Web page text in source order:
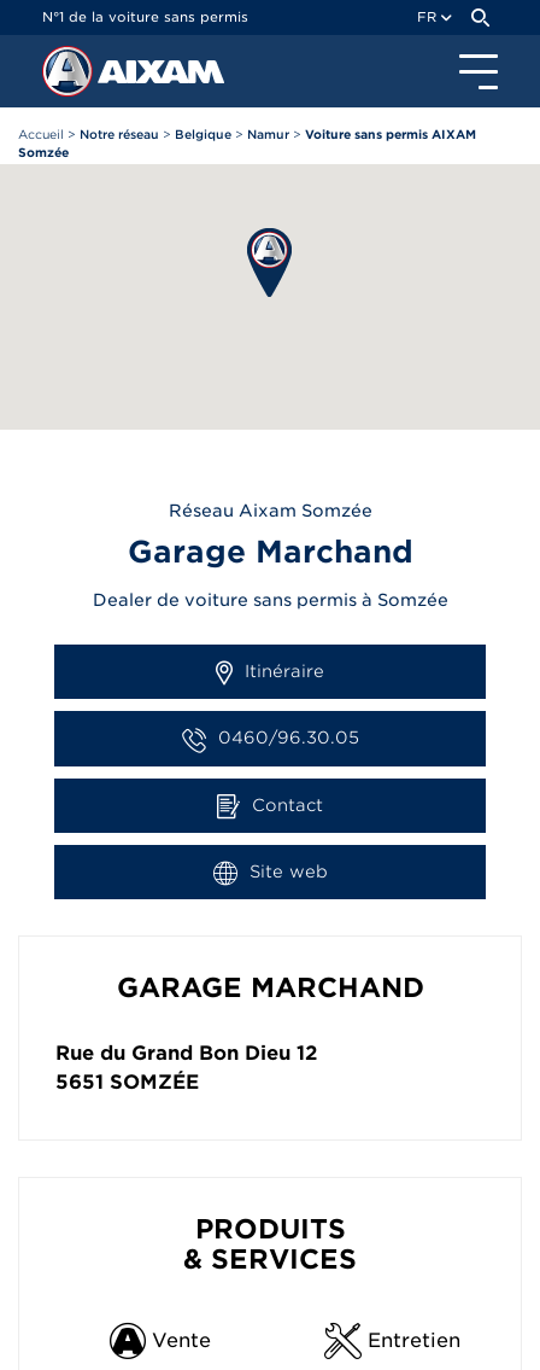
N°1 de la voiture sans permis FR
Accueil > Notre réseau > Belgique > Namur > Voiture sans permis AIXAM
Somzée
Réseau Aixam Somzée
Garage Marchand
Dealer de voiture sans permis à Somzée
Itinéraire
0460/96.30.05
Contact
Site web
GARAGE MARCHAND
Rue du Grand Bon Dieu 12
5651 SOMZÉE
PRODUITS
& SERVICES
Vente Entretien
Panneau de gestion des cookies